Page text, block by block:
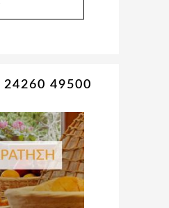
49500